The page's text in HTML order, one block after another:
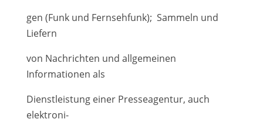
gen (Funk und Fernsehfunk); Sammeln und
Liefern
von Nachrichten und allgemeinen
Informationen als
Dienstleistung einer Presseagentur, auch
elektroni-